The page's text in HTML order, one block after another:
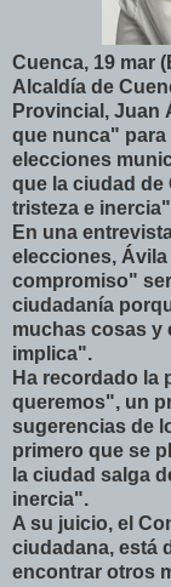
Cuenca, 19 mar
Alcaldía de
Provincial, Juan
que nunca"
elecciones
que la ciudad de
tristeza e
En una
elecciones,
compromiso"
ciudadanía
muchas cosas y
implica".
Ha recordado la
queremos", un
sugerencias de
primero que se
la ciudad salga
inercia".
A su juicio, el
ciudadana, está
encontrar otros